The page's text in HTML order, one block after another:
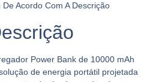
Acordo Com A Descrição
Power Bank de 10000 mAh
de energia portátil projetada